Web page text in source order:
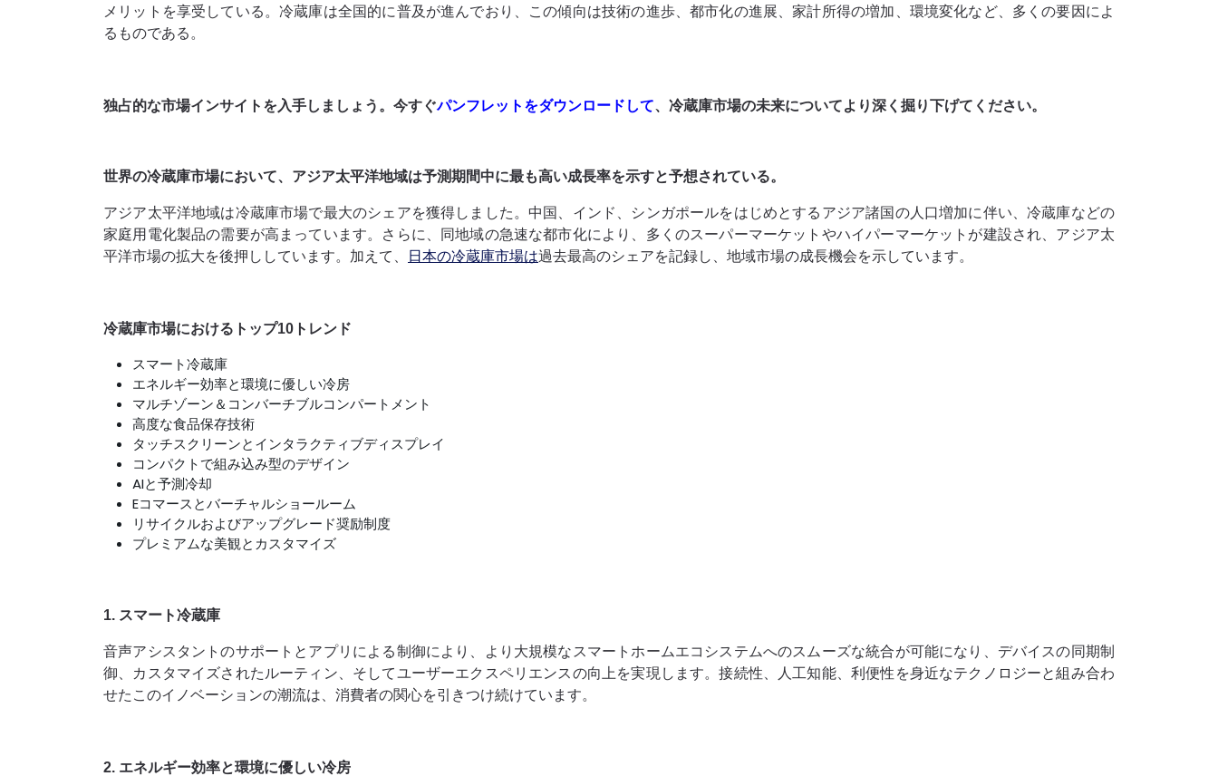
メリットを享受している。冷蔵庫は全国的に普及が進んでおり、この傾向は技術の進歩、都市化の進展、家計所得の増加、環境変化など、多くの要因によ
るものである。
独占的な市場インサイトを入手しましょう。今すぐパンフレットをダウンロードして、冷蔵庫市場の未来についてより深く掘り下げてください。
世界の冷蔵庫市場において、アジア太平洋地域は予測期間中に最も高い成長率を示すと予想されている。
アジア太平洋地域は冷蔵庫市場で最大のシェアを獲得しました。中国、インド、シンガポールをはじめとするアジア諸国の人口増加に伴い、冷蔵庫などの
家庭用電化製品の需要が高まっています。さらに、同地域の急速な都市化により、多くのスーパーマーケットやハイパーマーケットが建設され、アジア太
平洋市場の拡大を後押ししています。加えて、
日本の冷蔵庫市場は過去最高のシェアを記録し、地域市場の成長機会を示しています。
冷蔵庫市場におけるトップ10トレンド
スマート冷蔵庫
エネルギー効率と環境に優しい冷房
マルチゾーン＆コンバーチブルコンパートメント
高度な食品保存技術
タッチスクリーンとインタラクティブディスプレイ
コンパクトで組み込み型のデザイン
AIと予測冷却
Eコマースとバーチャルショールーム
リサイクルおよびアップグレード奨励制度
プレミアムな美観とカスタマイズ
1. スマート冷蔵庫
音声アシスタントのサポートとアプリによる制御により、より大規模なスマートホームエコシステムへのスムーズな統合が可能になり、デバイスの同期制
御、カスタマイズされたルーティン、そしてユーザーエクスペリエンスの向上を実現します。接続性、人工知能、利便性を身近なテクノロジーと組み合わ
せたこのイノベーションの潮流は、消費者の関心を引きつけ続けています。
2. エネルギー効率と環境に優しい冷房